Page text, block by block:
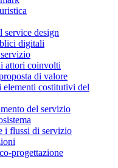
service design
digitali
attori coinvolti
di valore
elementi costitutivi del
del servizio
i flussi di servizio
progettazione